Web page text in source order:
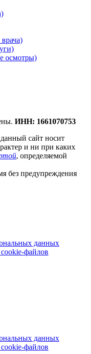
осмотры)
ИНН: 1661070753
сайт носит
и ни при каких
, определяемой
без предупреждения
данных
файлов
данных
файлов